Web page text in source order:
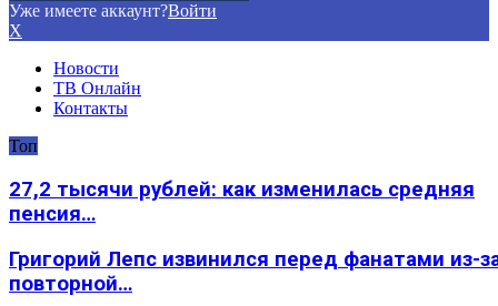
Уже имеете аккаунт?Войти
X
Новости
ТВ Онлайн
Контакты
Топ
27,2 тысячи рублей: как изменилась средняя
пенсия…
Григорий Лепс извинился перед фанатами из-
повторной…